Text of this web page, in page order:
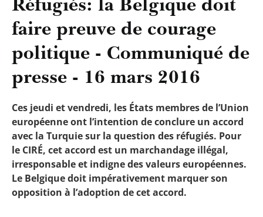
faire preuve de courage
politique - Communiqué de
presse - 16 mars 2016
Ces jeudi et vendredi, les États membres de l’Union
européenne ont l’intention de conclure un accord
avec la Turquie sur la question des réfugiés. Pour
le CIRÉ, cet accord est un marchandage illégal,
irresponsable et indigne des valeurs européennes.
Le Belgique doit impérativement marquer son
opposition à l’adoption de cet accord.